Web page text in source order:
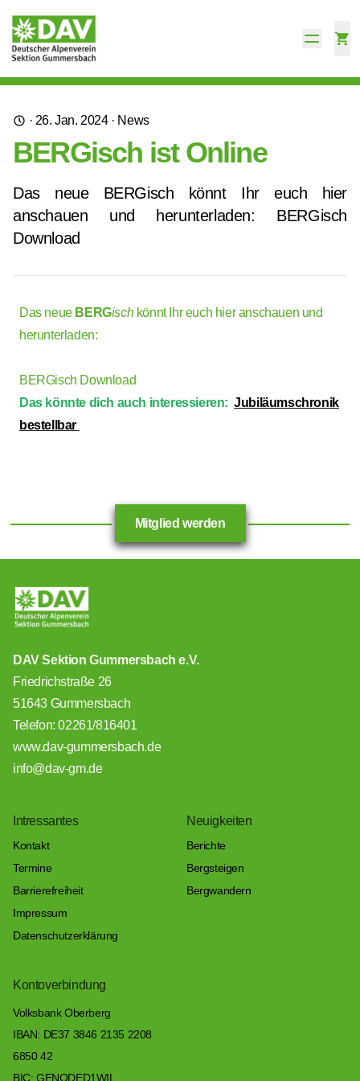
· 26. Jan. 2024· News
BERGisch ist Online
Das neue BERGisch könnt Ihr euch hier
anschauen und herunterladen: BERGisch
Download
Das neue BERGischkönnt Ihr euch hier anschauen und
herunterladen:
BERGisch Download
Das könnte dich auch interessieren: Jubiläumschronik
bestellbar
Mitglied werden
DAV Sektion Gummersbach e.V.
Friedrichstraße 26
51643 Gummersbach
Telefon: 02261/816401
www.dav-gummersbach.de
info@dav-gm.de
Intressantes
Kontakt
Termine
Barrierefreiheit
Impressum
Datenschutzerklärung
Neuigkeiten
Berichte
Bergsteigen
Bergwandern
Kontoverbindung
Volksbank Oberberg
IBAN: DE37 3846 2135 2208
6850 42
BIC: GENODED1WIL